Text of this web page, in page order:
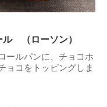
（ローソン）
ールパンに、チョコホ
ョコをトッピングしま